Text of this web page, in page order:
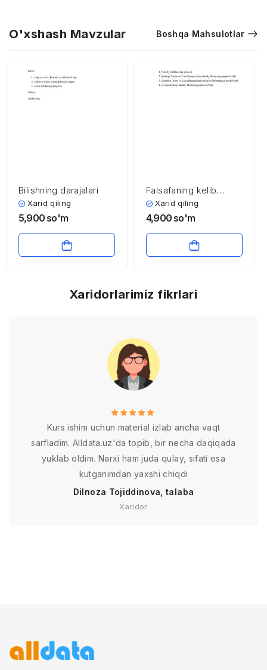
O'xshash Mavzular Boshqa Mahsulotlar
Bilishning darajalari
Xarid qiling
5,900 so'm
Falsafaning kelib
chiqishi
Xarid qiling
4,900 so'm
Xaridorlarimiz fikrlari
Kurs ishim uchun material izlab ancha vaqt
sarfladim. Alldata.uz'da topib, bir necha daqiqada
yuklab oldim. Narxi ham juda qulay, sifati esa
kutganimdan yaxshi chiqdi
Dilnoza Tojiddinova, talaba
Xaridor